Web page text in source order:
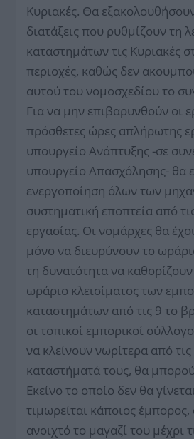
Κυριακές. Θα
διατάξεις που ρυθμίζουν τη
καταστημάτων τις Κυριακές
περιοχές, καθώς δεν
αυτού του νομοσχεδίου το
Για να μην επιβαρυνθούν οι
πρόσθετες ώρες απλήρωτης
υπουργείο Ανάπτυξης -σε
υπουργείο Απασχόλησης- θα
ενεργοποίηση όλων των
συστηματική εποπτεία από
εργασίας. Οι νομάρχες θα
μόνο να διευρύνουν το
τη δυνατότητα να
ωράριο κλεισίματος των
καταστημάτων από τις 9 το
οι τοπικοί εμπορικοί
να κλείνουν νωρίτερα από
καταστήματά τους, θα
Εκείνο το οποίο δεν θα
τιμωρείται κάποιος έμπορος,
ανοιχτό το μαγαζί του μέχρι